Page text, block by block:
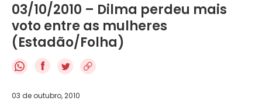
03/10/2010 – Dilma perdeu mais
voto entre as mulheres
(Estadão/Folha)
f
03 de outubro, 2010